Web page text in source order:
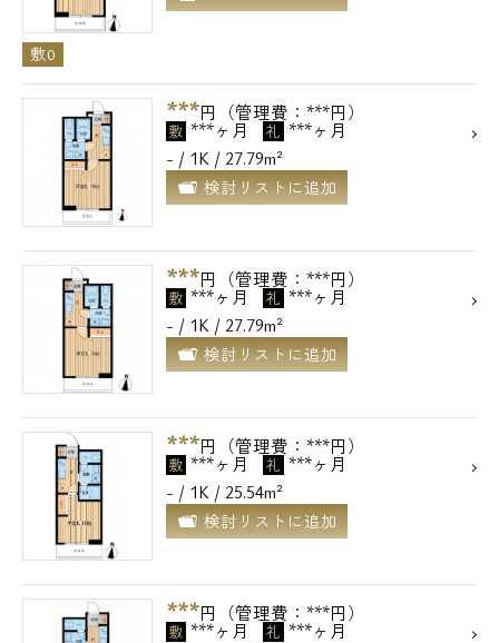
敷0
***円（管理費：***円）
敷 ***ヶ月 礼 ***ヶ月
- / 1K / 27.79m²
検討リストに追加
***円（管理費：***円）
敷 ***ヶ月 礼 ***ヶ月
- / 1K / 27.79m²
検討リストに追加
***円（管理費：***円）
敷 ***ヶ月 礼 ***ヶ月
- / 1K / 25.54m²
検討リストに追加
***円（管理費：***円）
敷 ***ヶ月 礼 ***ヶ月
メールでお問い合わせ
お問い合わせ